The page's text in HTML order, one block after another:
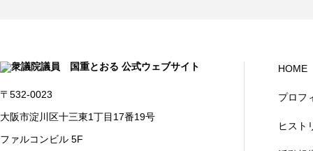
〒532-0023
大阪市淀川区十三東1丁目17番19号
ファルコンビル 5F
HOME
プロフ
ヒスト